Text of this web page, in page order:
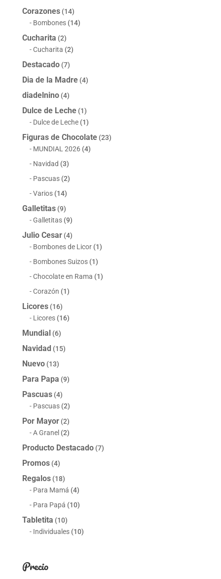
Corazones (14)
Bombones (14)
Cucharita (2)
Cucharita (2)
Destacado (7)
Dia de la Madre (4)
diadelnino (4)
Dulce de Leche (1)
Dulce de Leche (1)
Figuras de Chocolate (23)
MUNDIAL 2026 (4)
Navidad (3)
Pascuas (2)
Varios (14)
Galletitas (9)
Galletitas (9)
Julio Cesar (4)
Bombones de Licor (1)
Bombones Suizos (1)
Chocolate en Rama (1)
Corazón (1)
Licores (16)
Licores (16)
Mundial (6)
Navidad (15)
Nuevo (13)
Para Papa (9)
Pascuas (4)
Pascuas (2)
Por Mayor (2)
A Granel (2)
Producto Destacado (7)
Promos (4)
Regalos (18)
Para Mamá (4)
Para Papá (10)
Tabletita (10)
Individuales (10)
Precio